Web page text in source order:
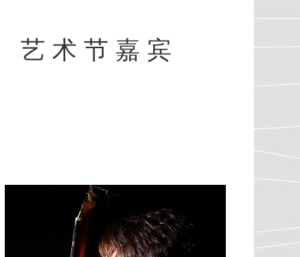
艺术节嘉宾